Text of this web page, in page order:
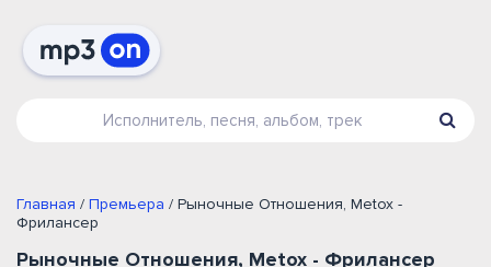
Главная / Премьера / Рыночные Отношения, Metox -
Фрилансер
Рыночные Отношения, Metox - Фрилансер